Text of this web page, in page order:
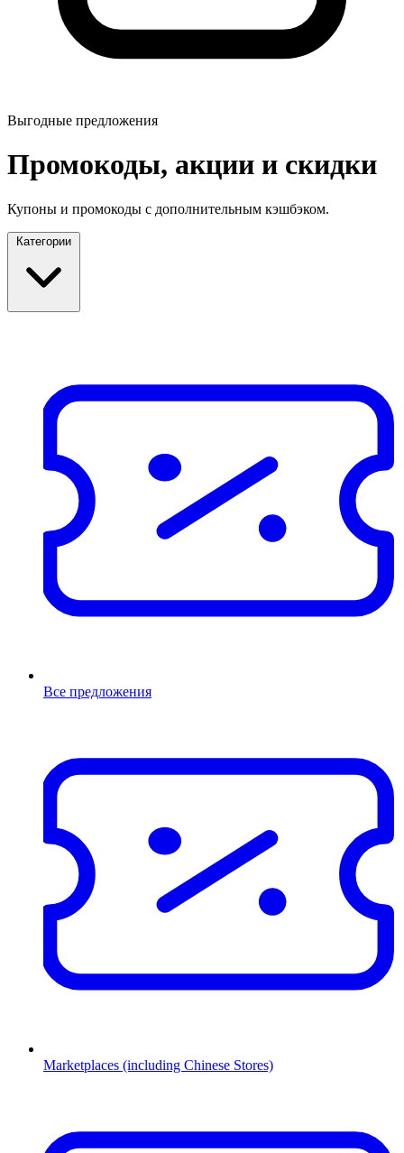
Выгодные предложения
Промокоды, акции и скидки
Купоны и промокоды с дополнительным кэшбэком.
Категории
Все предложения
Marketplaces (including Chinese Stores)